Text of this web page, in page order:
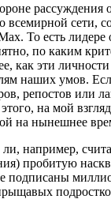
рассуждения
всемирной сети,
То есть лидере
по каким
как эти
наших умов.
репостов или
на мой
на нынешнее
например,
пробитую
подписаны